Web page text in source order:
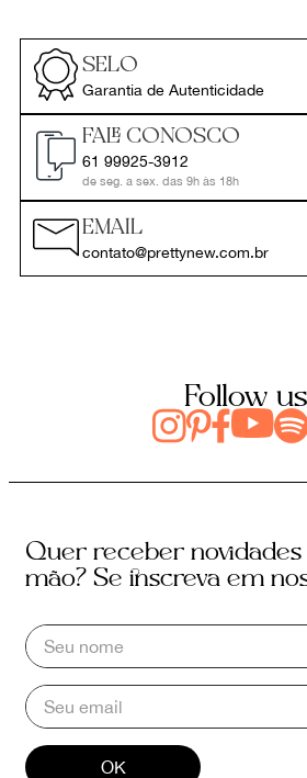
SELO
Garantia de Autenticidade
FALE CONOSCO
61 99925-3912
de seg. a sex. das 9h às 18h
EMAIL
contato@prettynew.com.br
Follow us
Quer receber
mão? Se inscreva em
OK